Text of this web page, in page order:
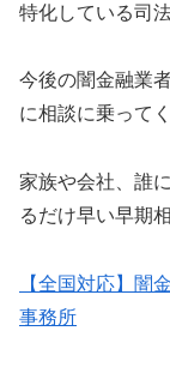
特化している司
今後の闇金融業
に相談に乗って
家族や会社、誰
るだけ早い早期
【全国対応】闇
事務所